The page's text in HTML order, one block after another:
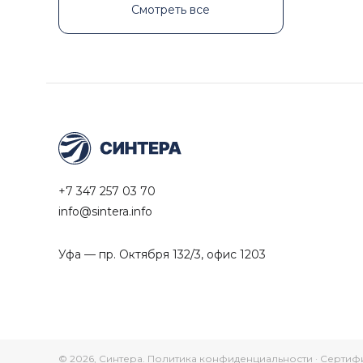
Смотреть все
+7 347 257 03 70
info@sintera.info
Уфа — пр. Октября 132/3, офис 1203
© 2026, Синтера. Политика конфиденциальности ·